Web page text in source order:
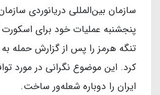
سازمان بین‌المللی دریانوردی
پنجشنبه عملیات خود برای
تنگه هرمز را پس از گزارش حمله
کرد. این موضوع نگرانی در مورد
ایران را دوباره شعله‌ور ساخت.